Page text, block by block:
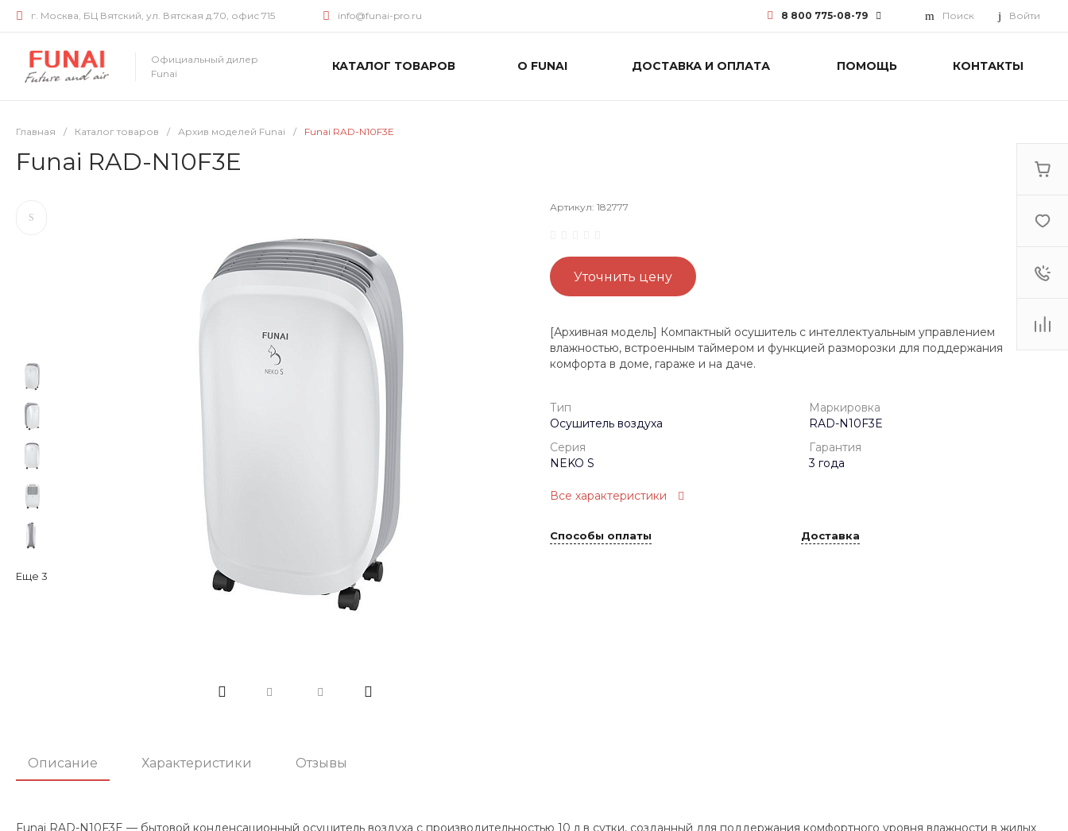
г. Москва, БЦ Вятский, ул. Вятская д.70, офис 715 info@funai-pro.ru 8 800 775-08-79 Поиск Войти
Официальный дилер
Funai
КАТАЛОГ ТОВАРОВ О FUNAI ДОСТАВКА И ОПЛАТА ПОМОЩЬ КОНТАКТЫ
Главная / Каталог товаров / Архив моделей Funai / Funai RAD-N10F3E
Funai RAD-N10F3E
Еще 3
Артикул: 182777
Уточнить цену
[Архивная модель] Компактный осушитель с интеллектуальным управлением
влажностью, встроенным таймером и функцией разморозки для поддержания
комфорта в доме, гараже и на даче.
Тип
Осушитель воздуха
Маркировка
RAD-N10F3E
Серия
NEKO S
Гарантия
3 года
Все характеристики
Способы оплаты Доставка
Описание Характеристики Отзывы
Funai RAD-N10F3E — бытовой конденсационный осушитель воздуха с производительностью 10 л в сутки, созданный для поддержания комфортного уровня влажности в жилых